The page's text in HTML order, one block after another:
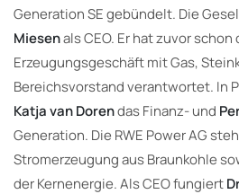
Generation SE gebündelt. Die
Miesenals CEO. Er hat zuvor schon
Erzeugungsgeschäft mit Gas,
Bereichsvorstand verantwortet. In
Katja van Dorendas Finanz- und
Generation. Die RWE Power AG
Stromerzeugung aus Braunkohle
der Kernenergie. Als CEO fungiert